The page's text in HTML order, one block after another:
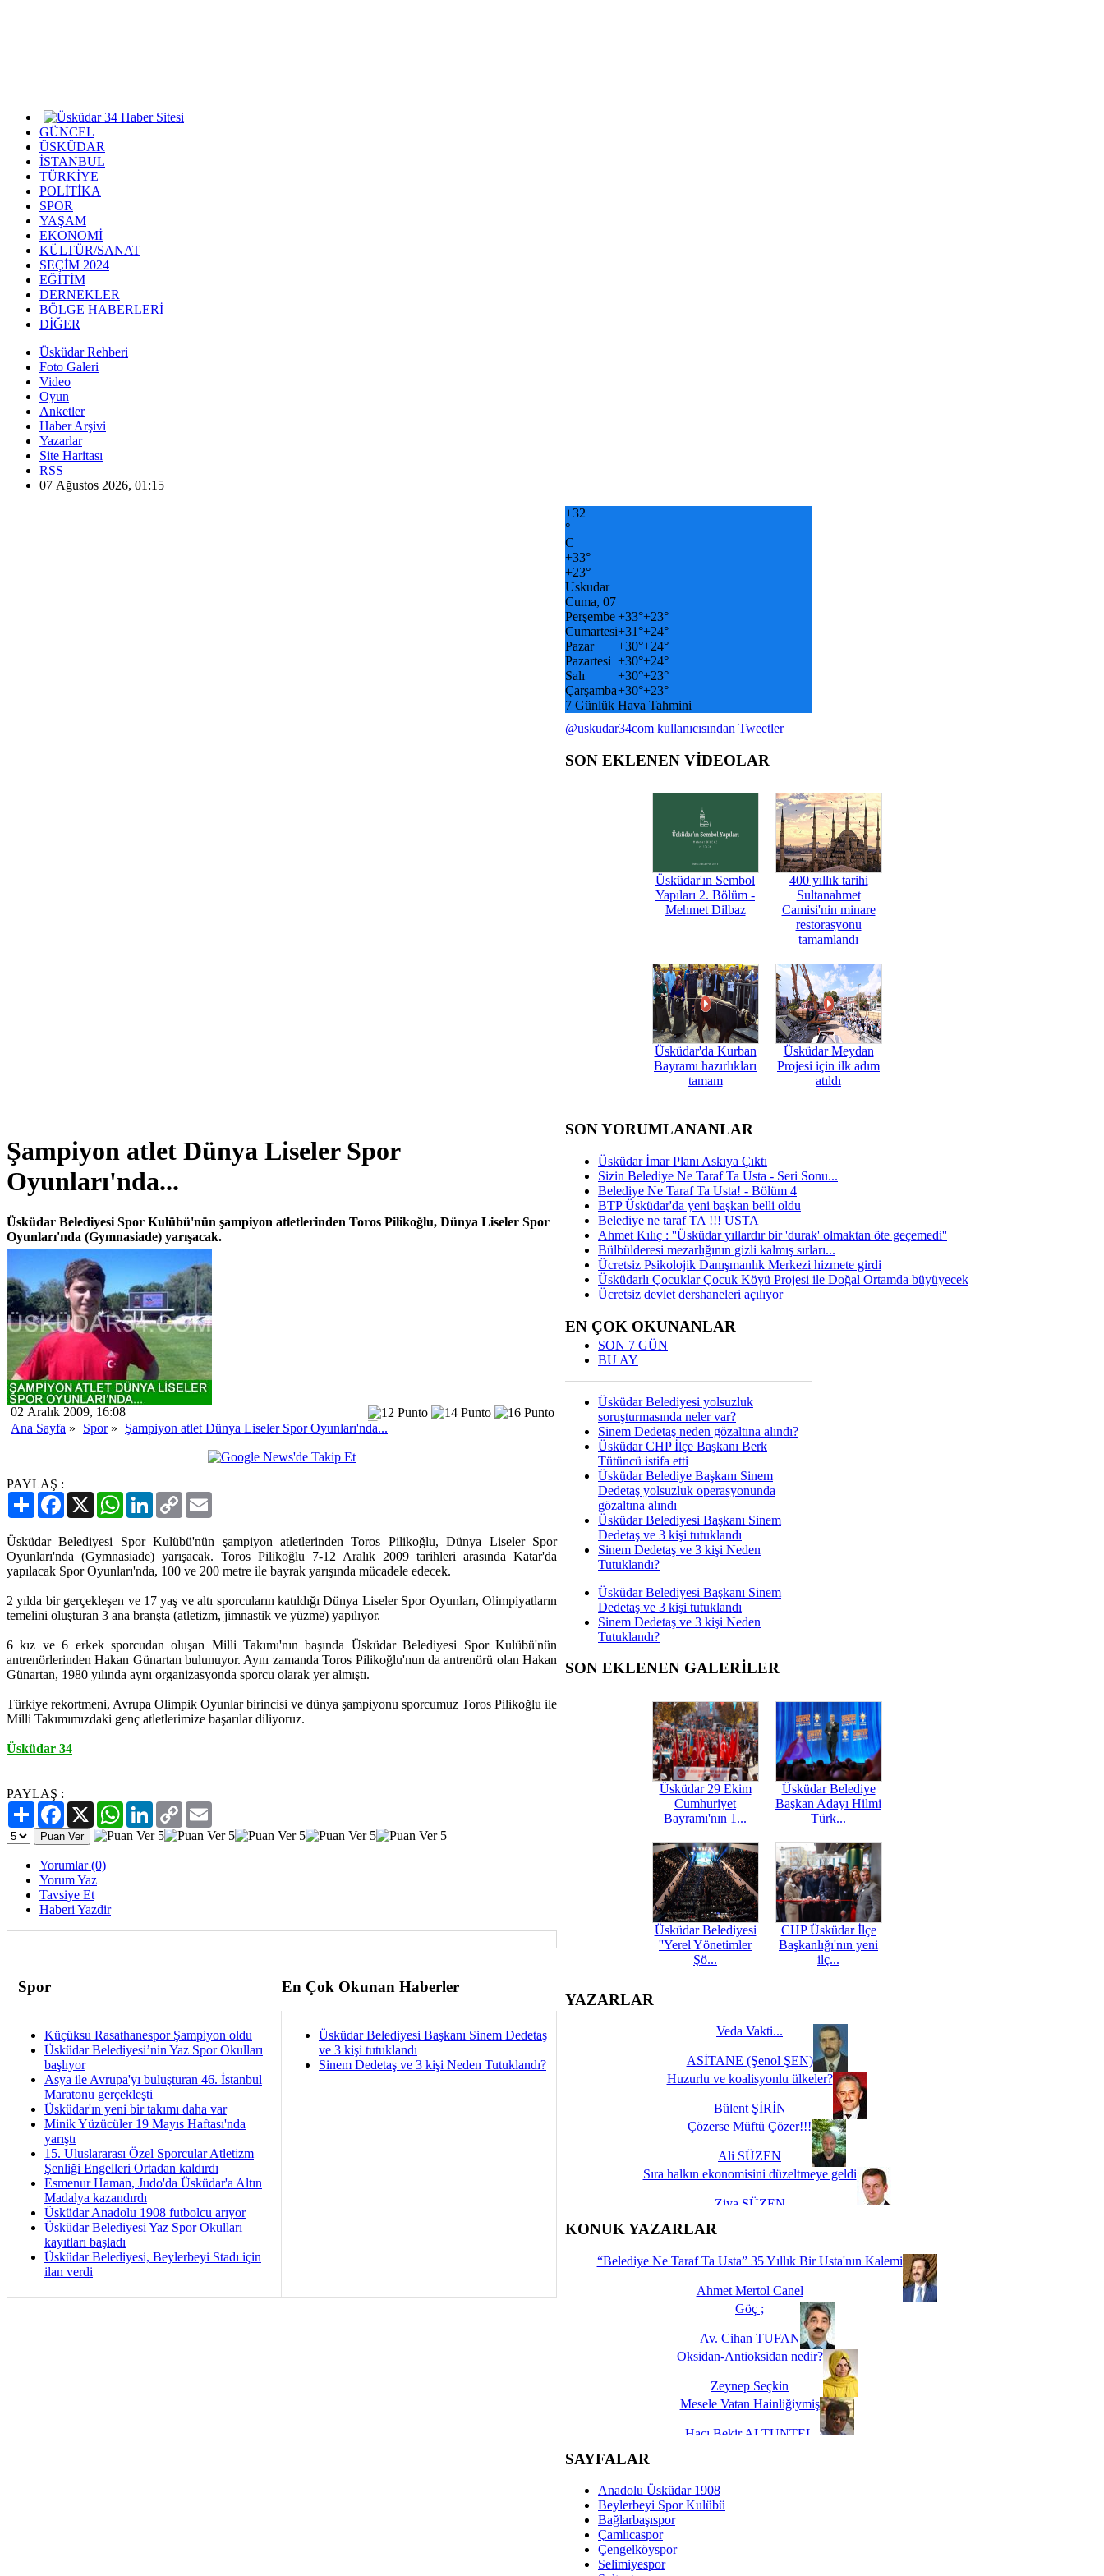
GÜNCEL
ÜSKÜDAR
İSTANBUL
TÜRKİYE
POLİTİKA
SPOR
YAŞAM
EKONOMİ
KÜLTÜR/SANAT
SEÇİM 2024
EĞİTİM
DERNEKLER
BÖLGE HABERLERİ
DİĞER
Üsküdar Rehberi
Foto Galeri
Video
Oyun
Anketler
Haber Arşivi
Yazarlar
Site Haritası
RSS
07 Ağustos 2026, 01:15
Şampiyon atlet Dünya Liseler Spor
Oyunları'nda...
Üsküdar Belediyesi Spor Kulübü'nün şampiyon atletlerinden Toros Pilikoğlu, Dünya Liseler Spor
Oyunları'nda (Gymnasiade) yarışacak.
02 Aralık 2009, 16:08
Ana Sayfa » Spor» Şampiyon atlet Dünya Liseler Spor Oyunları'nda...
PAYLAŞ :
PaylaşFacebook
X WhatsAppLinkedIn
Copy
Link
Üsküdar Belediyesi Spor Kulübü'nün şampiyon atletlerinden Toros Pilikoğlu, Dünya Liseler Spor
Oyunları'nda (Gymnasiade) yarışacak. Toros Pilikoğlu 7-12 Aralık 2009 tarihleri arasında Katar'da
yapılacak Spor Oyunları'nda, 100 ve 200 metre ile bayrak yarışında mücadele edecek.
2 yılda bir gerçekleşen ve 17 yaş ve altı sporcuların katıldığı Dünya Liseler Spor Oyunları, Olimpiyatların
temelini oluşturan 3 ana branşta (atletizm, jimnastik ve yüzme) yapılıyor.
6 kız ve 6 erkek sporcudan oluşan Milli Takımı'nın başında Üsküdar Belediyesi Spor Kulübü'nün
antrenörlerinden Hakan Günartan bulunuyor. Aynı zamanda Toros Pilikoğlu'nun da antrenörü olan Hakan
Günartan, 1980 yılında aynı organizasyonda sporcu olarak yer almıştı.
Türkiye rekortmeni, Avrupa Olimpik Oyunlar birincisi ve dünya şampiyonu sporcumuz Toros Pilikoğlu ile
Milli Takımımızdaki genç atletlerimize başarılar diliyoruz.
Üsküdar 34
PAYLAŞ :
PaylaşFacebook
X WhatsAppLinkedIn
Copy
Link
Yorumlar (0)
Yorum Yaz
Tavsiye Et
Haberi Yazdir
Spor En Çok Okunan Haberler
Küçüksu Rasathanespor Şampiyon oldu
Üsküdar Belediyesi’nin Yaz Spor Okulları
başlıyor
Asya ile Avrupa'yı buluşturan 46. İstanbul
Maratonu gerçekleşti
Üsküdar'ın yeni bir takımı daha var
Minik Yüzücüler 19 Mayıs Haftası'nda
yarıştı
15. Uluslararası Özel Sporcular Atletizm
Şenliği Engelleri Ortadan kaldırdı
Esmenur Haman, Judo'da Üsküdar'a Altın
Madalya kazandırdı
Üsküdar Anadolu 1908 futbolcu arıyor
Üsküdar Belediyesi Yaz Spor Okulları
kayıtları başladı
Üsküdar Belediyesi, Beylerbeyi Stadı için
ilan verdi
Üsküdar Belediyesi Başkanı Sinem Dedetaş
ve 3 kişi tutuklandı
Sinem Dedetaş ve 3 kişi Neden Tutuklandı?
+32
°
C
+33°
+23°
Uskudar
Cuma, 07
Perşembe+33°+23°
Cumartesi+31°+24°
Pazar
+30°+24°
Pazartesi +30°+24°
Salı
+30°+23°
Çarşamba+30°+23°
7 Günlük Hava Tahmini
@uskudar34com kullanıcısından Tweetler
SON EKLENEN VİDEOLAR
Üsküdar'ın Sembol
Yapıları 2. Bölüm -
Mehmet Dilbaz
400 yıllık tarihi
Sultanahmet
Camisi'nin minare
restorasyonu
tamamlandı
Üsküdar'da Kurban
Bayramı hazırlıkları
tamam
Üsküdar Meydan
Projesi için ilk adım
atıldı
SON YORUMLANANLAR
Üsküdar İmar Planı Askıya Çıktı
Sizin Belediye Ne Taraf Ta Usta - Seri Sonu...
Belediye Ne Taraf Ta Usta! - Bölüm 4
BTP Üsküdar'da yeni başkan belli oldu
Belediye ne taraf TA !!! USTA
Ahmet Kılıç : ''Üsküdar yıllardır bir 'durak' olmaktan öte geçemedi''
Bülbülderesi mezarlığının gizli kalmış sırları...
Ücretsiz Psikolojik Danışmanlık Merkezi hizmete girdi
Üsküdarlı Çocuklar Çocuk Köyü Projesi ile Doğal Ortamda büyüyecek
Ücretsiz devlet dershaneleri açılıyor
EN ÇOK OKUNANLAR
SON 7 GÜN
BU AY
Üsküdar Belediyesi yolsuzluk
soruşturmasında neler var?
Sinem Dedetaş neden gözaltına alındı?
Üsküdar CHP İlçe Başkanı Berk
Tütüncü istifa etti
Üsküdar Belediye Başkanı Sinem
Dedetaş yolsuzluk operasyonunda
gözaltına alındı
Üsküdar Belediyesi Başkanı Sinem
Dedetaş ve 3 kişi tutuklandı
Sinem Dedetaş ve 3 kişi Neden
Tutuklandı?
Üsküdar Belediyesi Başkanı Sinem
Dedetaş ve 3 kişi tutuklandı
Sinem Dedetaş ve 3 kişi Neden
Tutuklandı?
SON EKLENEN GALERİLER
Üsküdar 29 Ekim
Cumhuriyet
Bayramı'nın 1...
Üsküdar Belediye
Başkan Adayı Hilmi
Türk...
Üsküdar Belediyesi
''Yerel Yönetimler
Şö...
CHP Üsküdar İlçe
Başkanlığı'nın yeni
ilç...
YAZARLAR
Veda Vakti...
ASİTANE (Şenol ŞEN)
Huzurlu ve koalisyonlu ülkeler?
Bülent ŞİRİN
Çözerse Müftü Çözer!!!
Ali SÜZEN
Sıra halkın ekonomisini düzeltmeye geldi
Ziya SÜZEN
İşte Biz buyuz...
KONUK YAZARLAR
“Belediye Ne Taraf Ta Usta” 35 Yıllık Bir Usta'nın Kalemi
Ahmet Mertol Canel
Göç ;
Av. Cihan TUFAN
Oksidan-Antioksidan nedir?
Zeynep Seçkin
Mesele Vatan Hainliğiymiş
Hacı Bekir ALTUNTEL
Dünya Fani, Ama Kısa Bir Süre De Olsa Burdayız
Hukukun Adaleti Kalmadı Üstadım!
SAYFALAR
Anadolu Üsküdar 1908
Beylerbeyi Spor Kulübü
Bağlarbaşıspor
Çamlıcaspor
Çengelköyspor
Selimiyespor